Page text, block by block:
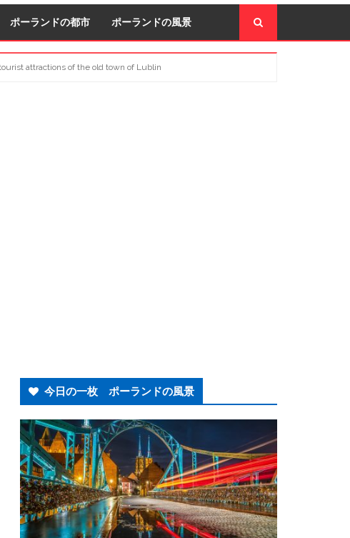
ポーランドの都市 ポーランドの風景
attractions of the old town of Lublin
今日の一枚 ポーランドの風景